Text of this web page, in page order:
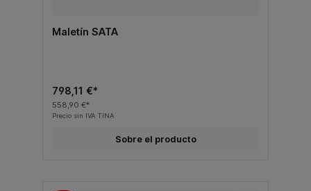
Maletín SATA
798,11 €*
558,90 €*
Precio sin IVA TINA
Sobre el producto